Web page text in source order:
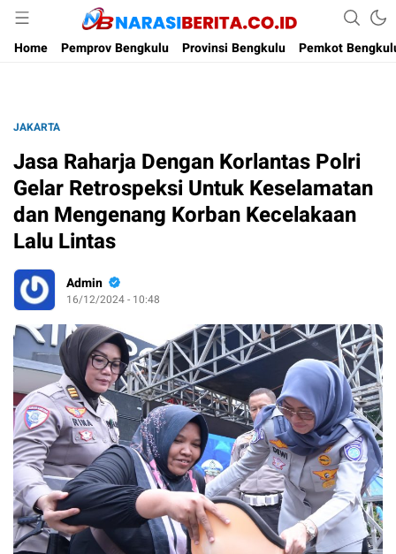
Narasi Berita
Home
Pemprov Bengkulu Provinsi Bengkulu Pemkot
JAKARTA
Jasa Raharja Dengan Korlantas Polri
Gelar Retrospeksi Untuk Keselamatan
dan Mengenang Korban Kecelakaan
Lalu Lintas
Admin
16/12/2024 - 10:48